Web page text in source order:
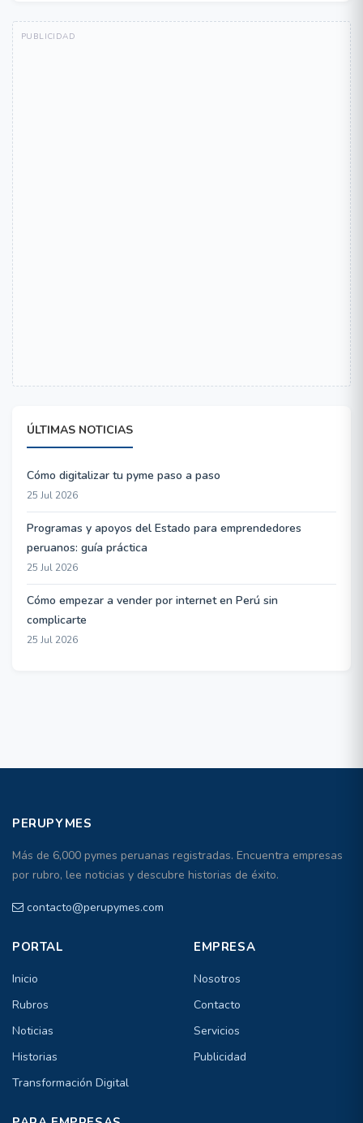
ÚLTIMAS NOTICIAS
Cómo digitalizar tu pyme paso a paso
25 Jul 2026
Programas y apoyos del Estado para emprendedores
peruanos: guía práctica
25 Jul 2026
Cómo empezar a vender por internet en Perú sin
complicarte
25 Jul 2026
PERUPYMES
Más de 6,000 pymes peruanas registradas. Encuentra empresas
por rubro, lee noticias y descubre historias de éxito.
contacto@perupymes.com
PORTAL
Inicio
Rubros
Noticias
Historias
Transformación Digital
EMPRESA
Nosotros
Contacto
Servicios
Publicidad